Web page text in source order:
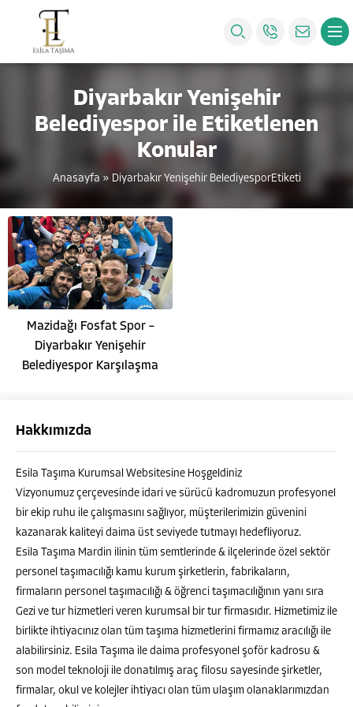
Diyarbakır Yenişehir
Belediyespor ile Etiketlenen
Konular
Anasayfa » Diyarbakır Yenişehir BelediyesporEtiketi
Mazidağı Fosfat Spor –
Diyarbakır Yenişehir
Belediyespor Karşılaşma
Hakkımızda
Esila Taşıma Kurumsal Websitesine Hoşgeldiniz
Vizyonumuz çerçevesinde idari ve sürücü kadromuzun profesyonel
bir ekip ruhu ile çalışmasını sağlıyor, müşterilerimizin güvenini
kazanarak kaliteyi daima üst seviyede tutmayı hedefliyoruz.
Esila Taşıma Mardin ilinin tüm semtlerinde & ilçelerinde özel sektör
personel taşımacılığı kamu kurum şirketlerin, fabrikaların,
firmaların personel taşımacılığı & öğrenci taşımacılığının yanı sıra
Gezi ve tur hizmetleri veren kurumsal bir tur firmasıdır. Hizmetimiz ile
birlikte ihtiyacınız olan tüm taşıma hizmetlerini firmamız aracılığı ile
alabilirsiniz. Esila Taşıma ile daima profesyonel şoför kadrosu &
son model teknoloji ile donatılmış araç filosu sayesinde şirketler,
firmalar, okul ve kolejler ihtiyacı olan tüm ulaşım olanaklarımızdan
MURAT ALATAŞ